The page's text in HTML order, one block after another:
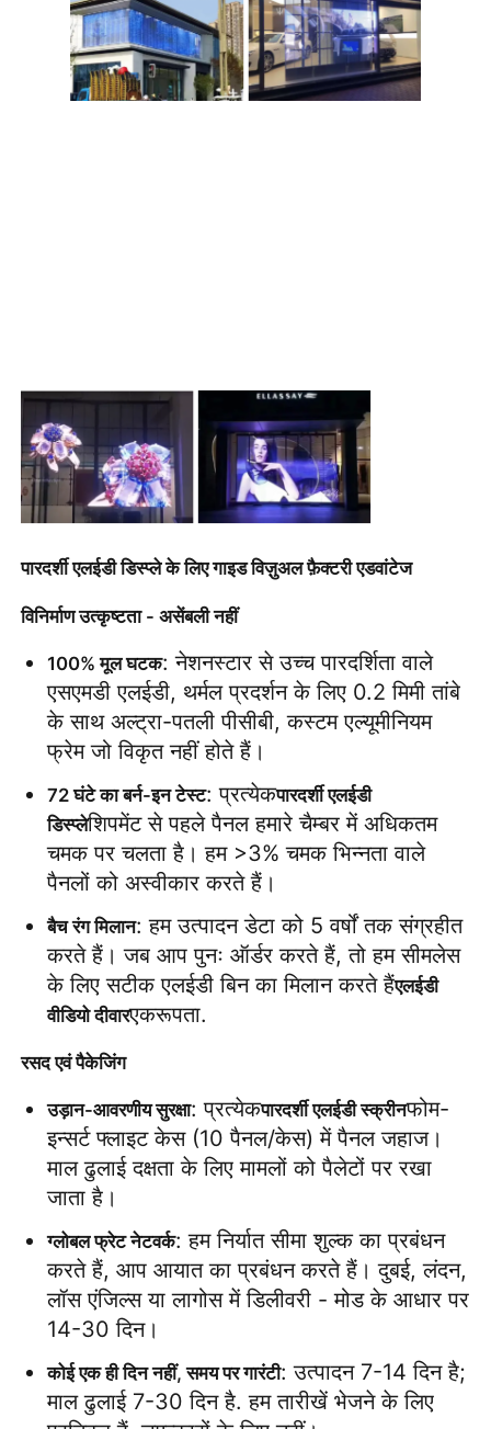
पारदर्शी एलईडी डिस्प्ले के लिए गाइड विज़ुअल फ़ैक्टरी एडवांटेज
विनिर्माण उत्कृष्टता - असेंबली नहीं
100% मूल घटक: नेशनस्टार से उच्च पारदर्शिता वाले
एसएमडी एलईडी, थर्मल प्रदर्शन के लिए 0.2 मिमी तांबे
के साथ अल्ट्रा-पतली पीसीबी, कस्टम एल्यूमीनियम
फ्रेम जो विकृत नहीं होते हैं।
72 घंटे का बर्न-इन टेस्ट: प्रत्येकपारदर्शी एलईडी
डिस्प्लेशिपमेंट से पहले पैनल हमारे चैम्बर में अधिकतम
चमक पर चलता है। हम >3% चमक भिन्नता वाले
पैनलों को अस्वीकार करते हैं।
बैच रंग मिलान: हम उत्पादन डेटा को 5 वर्षों तक संग्रहीत
करते हैं। जब आप पुनः ऑर्डर करते हैं, तो हम सीमलेस
के लिए सटीक एलईडी बिन का मिलान करते हैंएलईडी
वीडियो दीवारएकरूपता.
रसद एवं पैकेजिंग
उड़ान-आवरणीय सुरक्षा: प्रत्येकपारदर्शी एलईडी स्क्रीनफोम-
इन्सर्ट फ्लाइट केस (10 पैनल/केस) में पैनल जहाज।
माल ढुलाई दक्षता के लिए मामलों को पैलेटों पर रखा
जाता है।
ग्लोबल फ्रेट नेटवर्क: हम निर्यात सीमा शुल्क का प्रबंधन
करते हैं, आप आयात का प्रबंधन करते हैं। दुबई, लंदन,
लॉस एंजिल्स या लागोस में डिलीवरी - मोड के आधार पर
14-30 दिन।
कोई एक ही दिन नहीं, समय पर गारंटी: उत्पादन 7-14 दिन है;
माल ढुलाई 7-30 दिन है. हम तारीखें भेजने के लिए